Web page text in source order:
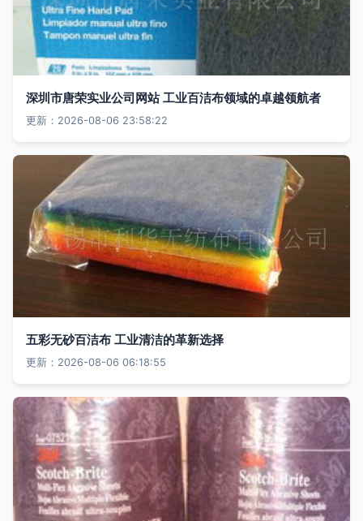
深圳市唐荣实业公司网站 工业百洁布领域的卓越领航者
更新：2026-08-06 23:58:22
五彩无砂百洁布 工业清洁的革新选择
更新：2026-08-06 06:18:55